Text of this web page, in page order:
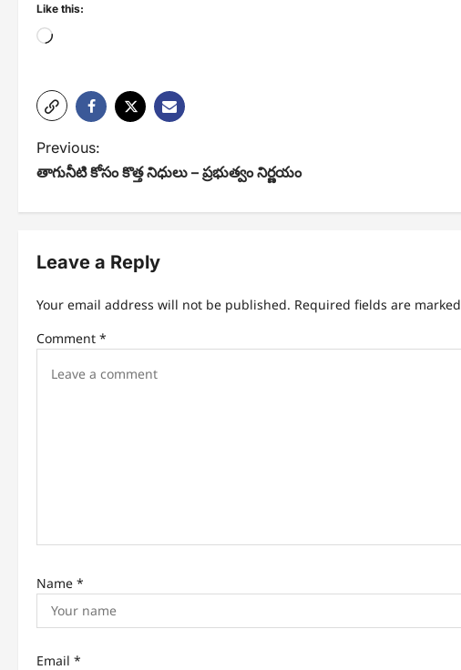
Like this:
Loading…
P
o
s
t
a
v
o
n
Previous:
తాగునీటి కోసం కొత్త నిధులు – ప్రభుత్వం నిర్ణయం
Leave a Reply
Your email address will not be published. Required fields are marked
Comment *
Name *
Email *